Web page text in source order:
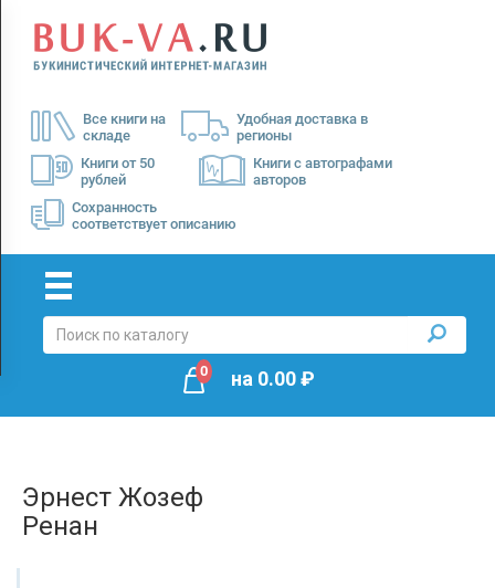
Все книги на
складе
Удобная доставка в
регионы
Книги от 50
рублей
Книги с автографами
авторов
Сохранность
соответствует описанию
Menu
Доставка
Оплата
0 на 0.00₽
Эрнест Жозеф
Ренан